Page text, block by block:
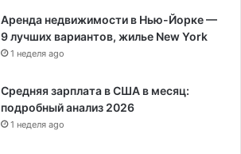
Аренда недвижимости в Нью-Йорке —
9 лучших вариантов, жилье New York
1 неделя ago
Средняя зарплата в США в месяц:
подробный анализ 2026
1 неделя ago